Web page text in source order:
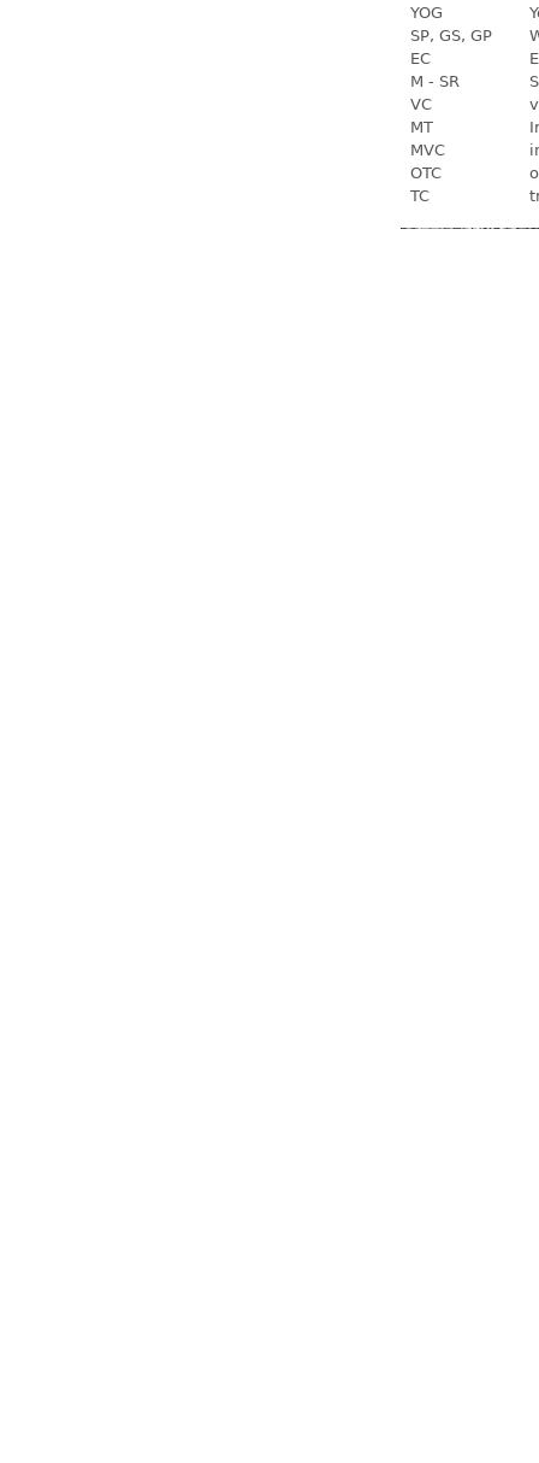
YOG
SP, GS, GP
EC
M - SR
VC
MT
MVC
OTC
TC